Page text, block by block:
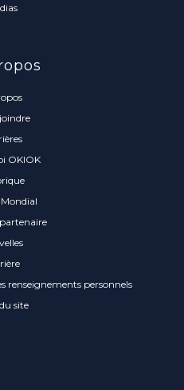
OKIOK
Mondial
renseignements personnels
site